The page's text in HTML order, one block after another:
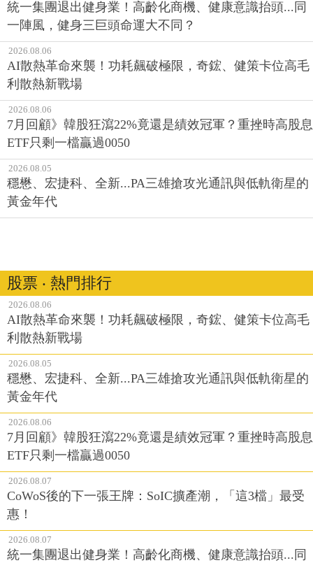
統一集團退出健身業！高齡化商機、健康意識抬頭...同
一陣風，健身三巨頭命運大不同？
2026.08.06
AI散熱革命來襲！功耗飆破極限，奇鋐、健策卡位高毛
利散熱新戰場
2026.08.06
7月回顧》韓股狂瀉22%竟還是績效冠軍？重挫時高股息
ETF只剩一檔贏過0050
2026.08.05
穩懋、宏捷科、全新...PA三雄搶攻光通訊與低軌衛星的
黃金年代
股票 ‧ 熱門排行
2026.08.06
AI散熱革命來襲！功耗飆破極限，奇鋐、健策卡位高毛
利散熱新戰場
2026.08.05
穩懋、宏捷科、全新...PA三雄搶攻光通訊與低軌衛星的
黃金年代
2026.08.06
7月回顧》韓股狂瀉22%竟還是績效冠軍？重挫時高股息
ETF只剩一檔贏過0050
2026.08.07
CoWoS後的下一張王牌：SoIC擴產潮，「這3檔」最受
惠！
2026.08.07
統一集團退出健身業！高齡化商機、健康意識抬頭...同